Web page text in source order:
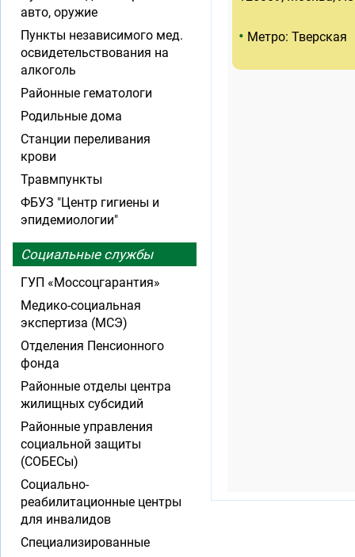
• Метро: Тверская
авто, оружие
Пункты независимого мед.
освидетельствования на
алкоголь
Районные гематологи
Родильные дома
Станции переливания
крови
Травмпункты
ФБУЗ "Центр гигиены и
эпидемиологии"
Социальные службы
ГУП «Моссоцгарантия»
Медико-социальная
экспертиза (МСЭ)
Отделения Пенсионного
фонда
Районные отделы центра
жилищных субсидий
Районные управления
социальной защиты
(СОБЕСы)
Социально-
реабилитационные центры
для инвалидов
Специализированные